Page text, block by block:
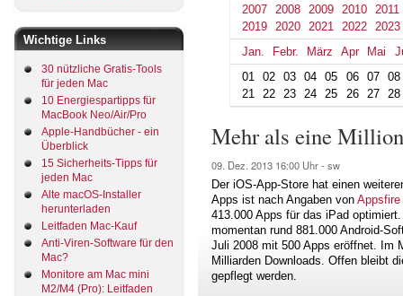
Wichtige Links
30 nützliche Gratis-Tools
für jeden Mac
10 Energiespartipps für
MacBook Neo/Air/Pro
Apple-Handbücher - ein
Überblick
15 Sicherheits-Tipps für
jeden Mac
Alte macOS-Installer
herunterladen
Leitfaden Mac-Kauf
Anti-Viren-Software für den
Mac?
Monitore am Mac mini
M2/M4 (Pro): Leitfaden
2007
2008 2009 2010
2011
2019
2020 2021 2022
2023
Jan.
Febr. März Apr Mai
01
02 03 04 05 06 07
08
21
22 23 24 25 26 27 28
Mehr als eine
09. Dez. 2013 16:00 Uhr - sw
Der iOS-App-Store hat einen
Apps ist nach Angaben von Appsfire
413.000 Apps für das iPad
momentan rund 881.000 Android-
Juli 2008 mit 500 Apps eröffnet. Im
Milliarden Downloads. Offen bleibt
gepflegt werden.